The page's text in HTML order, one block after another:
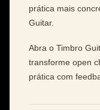
prática mais
Guitar.
Abra o Timbro
transforme open
prática com